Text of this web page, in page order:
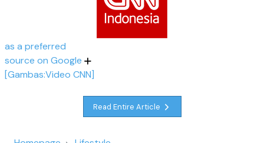
as a preferred
source on Google
[Gambas:Video CNN]
Read Entire Article